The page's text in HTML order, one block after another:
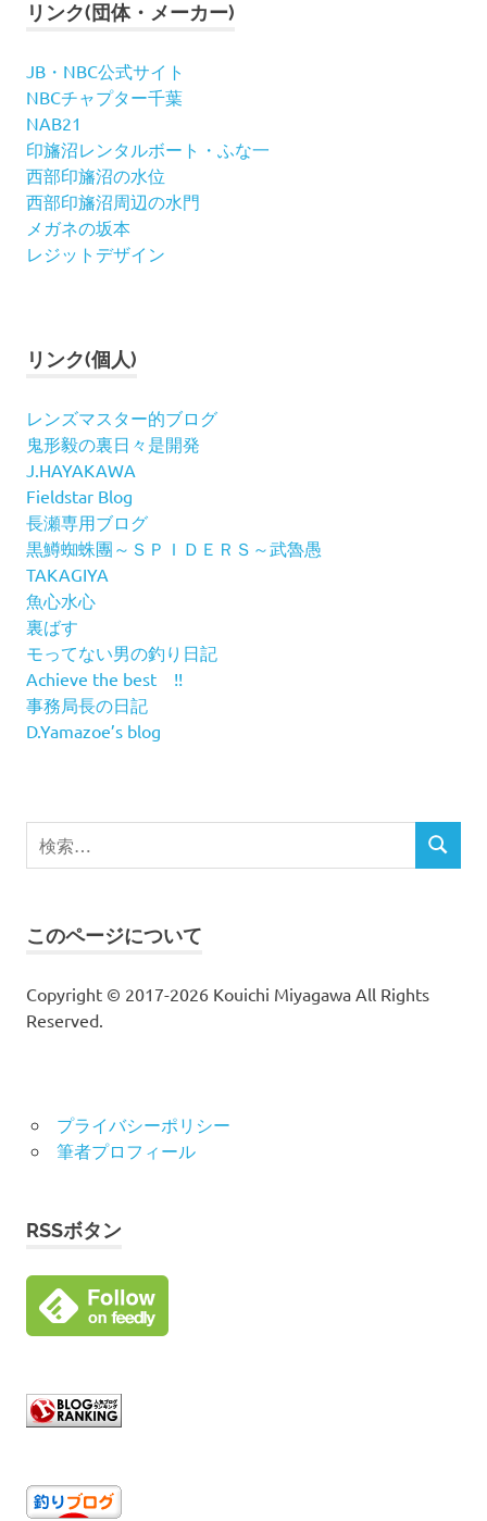
リンク(団体・メーカー)
JB・NBC公式サイト
NBCチャプター千葉
NAB21
印旛沼レンタルボート・ふな一
西部印旛沼の水位
西部印旛沼周辺の水門
メガネの坂本
レジットデザイン
リンク(個人)
レンズマスター的ブログ
鬼形毅の裏日々是開発
J.HAYAKAWA
Fieldstar Blog
長瀬専用ブログ
黒鱒蜘蛛團～ＳＰＩＤＥＲＳ～武魯愚
TAKAGIYA
魚心水心
裏ばす
モってない男の釣り日記
Achieve the best !!
事務局長の日記
D.Yamazoe’s blog
検
索
検
このページについて
Copyright © 2017-2026 Kouichi Miyagawa All Rights
Reserved.
プライバシーポリシー
筆者プロフィール
RSSボタン